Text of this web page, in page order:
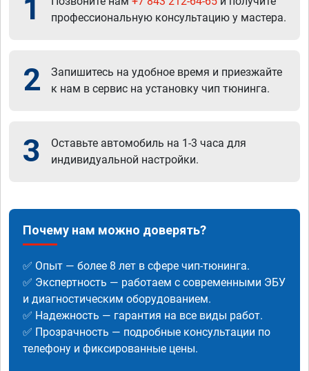
1
профессиональную консультацию у мастера.
2
Запишитесь на удобное время и приезжайте
к нам в сервис на установку чип тюнинга.
3
Оставьте автомобиль на 1-3 часа для
индивидуальной настройки.
Почему нам можно доверять?
✅ Опыт — более 8 лет в сфере чип-тюнинга.
✅ Экспертность — работаем с современными ЭБУ
и диагностическим оборудованием.
✅ Надежность — гарантия на все виды работ.
✅ Прозрачность — подробные консультации по
телефону и фиксированные цены.